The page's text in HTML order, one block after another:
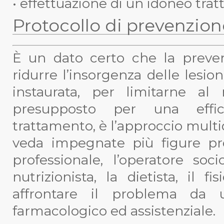
• effettuazione di un idoneo
Protocollo di
È un dato certo che la
ridurre l’insorgenza delle
instaurata, per limitarne al
presupposto per una
trattamento, è l’approccio
veda impegnate più figure
professionale, l’operatore
nutrizionista, la dietista, il
affrontare il problema da
farmacologico ed assistenziale.